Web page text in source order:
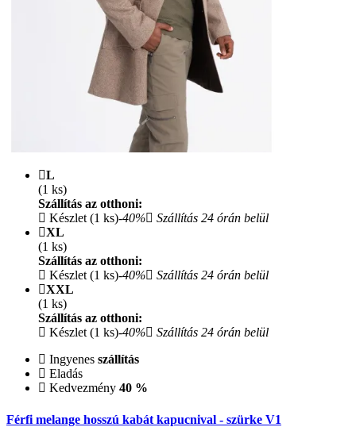
L
(1 ks)
Szállítás az otthoni:
Készlet (1 ks)-40%
Szállítás 24 órán belül
XL
(1 ks)
Szállítás az otthoni:
Készlet (1 ks)-40%
Szállítás 24 órán belül
XXL
(1 ks)
Szállítás az otthoni:
Készlet (1 ks)-40%
Szállítás 24 órán belül
Ingyenes szállítás
Eladás
Kedvezmény 40 %
Férfi melange hosszú kabát kapucnival - szürke V1